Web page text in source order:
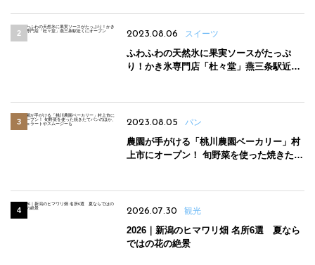
2023.08.06 スイーツ
ふわふわの天然氷に果実ソースがたっぷ
り！かき氷専門店「杜々堂」燕三条駅近く
2023.08.05 パン
農園が手がける「桃川農園ベーカリー」村
上市にオープン！ 旬野菜を使った焼きたて
2026.07.30 観光
2026｜新潟のヒマワリ畑 名所6選 夏なら
ではの花の絶景